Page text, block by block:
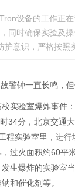
设备的工作正
同时确保实验及
护意识，严格按照
警钟一直长鸣，但
实验室爆炸事件：
34分，北京交通
程实验室里，进
过火面积约60平
生爆炸的实验室
和催化剂等。